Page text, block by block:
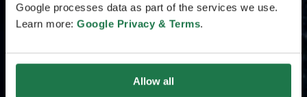
Google processes data as part of the services we use.
Learn more: Google Privacy & Terms.
Allow all